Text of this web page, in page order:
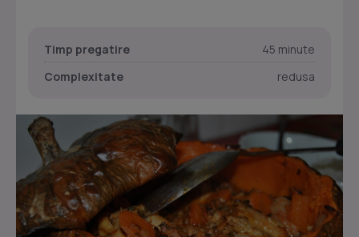
Timp pregatire
45 minute
Complexitate
redusa